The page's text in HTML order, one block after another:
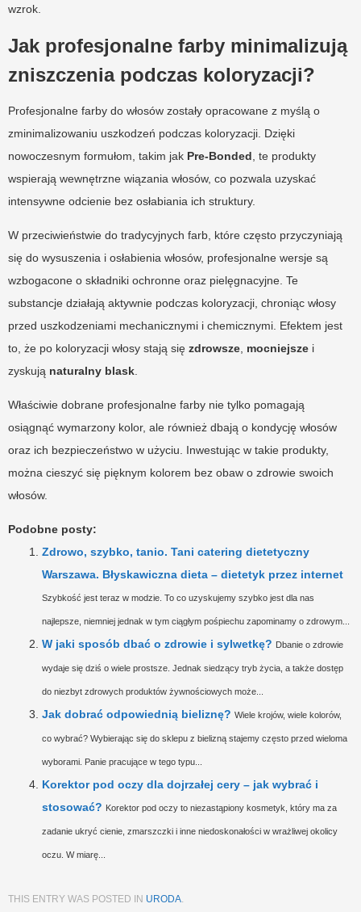
wzrok.
Jak profesjonalne farby minimalizują
zniszczenia podczas koloryzacji?
Profesjonalne farby do włosów zostały opracowane z myślą o
zminimalizowaniu uszkodzeń podczas koloryzacji. Dzięki
nowoczesnym formułom, takim jak Pre-Bonded , te produkty
wspierają wewnętrzne wiązania włosów, co pozwala uzyskać
intensywne odcienie bez osłabiania ich struktury.
W przeciwieństwie do tradycyjnych farb, które często przyczyniają
się do wysuszenia i osłabienia włosów, profesjonalne wersje są
wzbogacone o składniki ochronne oraz pielęgnacyjne. Te
substancje działają aktywnie podczas koloryzacji, chroniąc włosy
przed uszkodzeniami mechanicznymi i chemicznymi. Efektem jest
to, że po koloryzacji włosy stają się zdrowsze mocniejsze i
zyskują naturalny blask
Właściwie dobrane profesjonalne farby nie tylko pomagają
osiągnąć wymarzony kolor, ale również dbają o kondycję włosów
oraz ich bezpieczeństwo w użyciu. Inwestując w takie produkty,
można cieszyć się pięknym kolorem bez obaw o zdrowie swoich
włosów.
Podobne posty:
Zdrowo, szybko, tanio. Tani catering dietetyczny
Warszawa. Błyskawiczna dieta – dietetyk przez internet
Szybkość jest teraz w modzie. To co uzyskujemy szybko jest dla nas
najlepsze, niemniej jednak w tym ciągłym pośpiechu zapominamy o zdrowym...
W jaki sposób dbać o zdrowie i sylwetkę? Dbanie o zdrowie
wydaje się dziś o wiele prostsze. Jednak siedzący tryb życia, a także dostęp
do niezbyt zdrowych produktów żywnościowych może...
Jak dobrać odpowiednią bieliznę? Wiele krojów, wiele kolorów,
co wybrać? Wybierając się do sklepu z bielizną stajemy często przed wieloma
wyborami. Panie pracujące w tego typu...
Korektor pod oczy dla dojrzałej cery – jak wybrać i
stosować? Korektor pod oczy to niezastąpiony kosmetyk, który ma za
zadanie ukryć cienie, zmarszczki i inne niedoskonałości w wrażliwej okolicy
oczu. W miarę...
THIS ENTRY WAS POSTED IN URODA